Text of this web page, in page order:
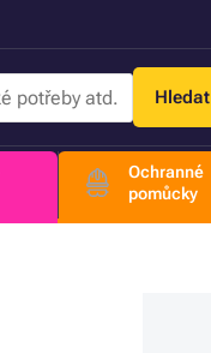
Hledat
Ochranné
pomůcky